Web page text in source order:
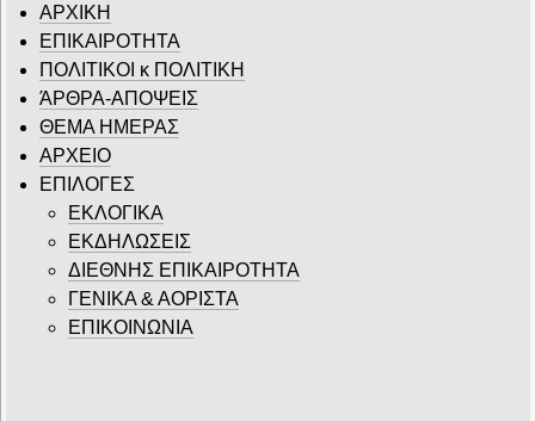
ΑΡΧΙΚΗ
ΕΠΙΚΑΙΡΟΤΗΤΑ
ΠΟΛΙΤΙΚΟΙ κ ΠΟΛΙΤΙΚΗ
ΆΡΘΡΑ-ΑΠΟΨΕΙΣ
ΘΕΜΑ ΗΜΕΡΑΣ
ΑΡΧΕΙΟ
ΕΠΙΛΟΓΕΣ
ΕΚΛΟΓΙΚΑ
ΕΚΔΗΛΩΣΕΙΣ
ΔΙΕΘΝΗΣ ΕΠΙΚΑΙΡΟΤΗΤΑ
ΓΕΝΙΚΑ & ΑΟΡΙΣΤΑ
ΕΠΙΚΟΙΝΩΝΙΑ